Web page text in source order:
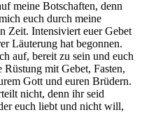
meine Botschaften, denn
euch durch meine
Zeit. Intensiviert euer Gebet
Läuterung hat begonnen.
auf, bereit zu sein und euch
mit Gebet, Fasten,
Gott und euren Brüdern.
nicht, denn ihr seid
euch liebt und nicht will,